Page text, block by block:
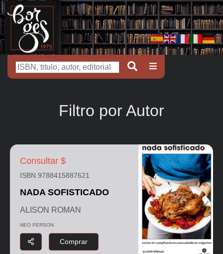
Filtro por Autor
Consultar $
ISBN 9788415887621
NADA SOFISTICADO
ALISON ROMAN
NEO PERSON
Comprar